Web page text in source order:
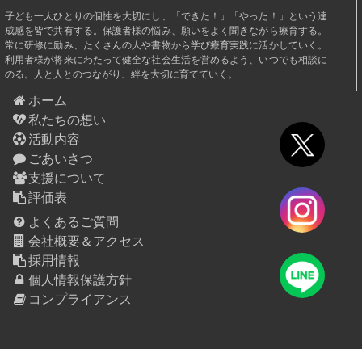
子ども一人ひとりの個性を大切にし、「できた！」「やった！」という達
成感を皆で共有する。保護者様の悩み、願いをよく聞きながら療育する。
常に研修に励み、たくさんの人や書物から学び療育実践に活かしていく。
利用者様が将来にわたって健全な社会生活を営めるよう、いつでも相談に
のる。人と人とのつながり、絆を大切に育てていく。
ホーム
私たちの想い
活動内容
ごあいさつ
支援について
評価表
よくあるご質問
会社概要＆アクセス
採用情報
個人情報保護方針
コンプライアンス